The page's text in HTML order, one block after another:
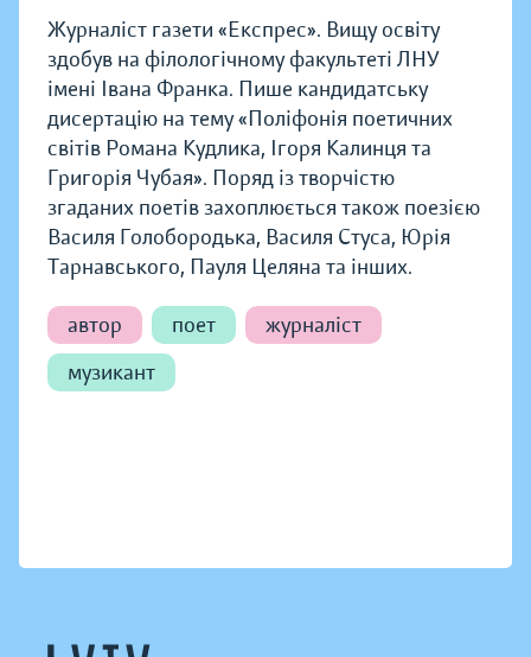
Журналіст газети «Експрес». Вищу освіту
здобув на філологічному факультеті ЛНУ
імені Івана Франка. Пише кандидатську
дисертацію на тему «Поліфонія поетичних
світів Романа Кудлика, Ігоря Калинця та
Григорія Чубая». Поряд із творчістю
згаданих поетів захоплюється також поезією
Василя Голобородька, Василя Стуса, Юрія
Тарнавського, Пауля Целяна та інших.
автор поет
журналіст
музикант